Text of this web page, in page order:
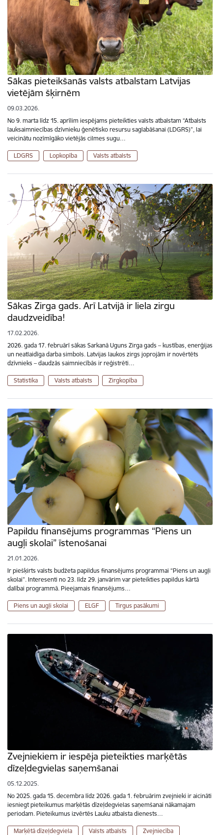
Sākas pieteikšanās valsts atbalstam Latvijas
vietējām šķirnēm
09.03.2026.
No 9. marta līdz 15. aprīlim iespējams pieteikties valsts atbalstam “Atbalsts
lauksaimniecības dzīvnieku ģenētisko resursu saglabāšanai (LDGRS)”, lai
veicinātu nozīmīgāko vietējās cilmes sugu…
LDGRS Lopkopība Valsts atbalsts
Sākas Zirga gads. Arī Latvijā ir liela zirgu
daudzveidība!
17.02.2026.
2026. gada 17. februārī sākas Sarkanā Uguns Zirga gads – kustības, enerģijas
un neatlaidīga darba simbols. Latvijas laukos zirgs joprojām ir novērtēts
dzīvnieks – daudzās saimniecībās ir reģistrēti…
Statistika Valsts atbalsts Zirgkopība
Papildu finansējums programmas “Piens un
augļi skolai” īstenošanai
21.01.2026.
Ir piešķirts valsts budžeta papildus finansējums programmai “Piens un augļi
skolai”. Interesenti no 23. līdz 29. janvārim var pieteikties papildus kārtā
dalībai programmā. Pieejamais finansējums…
Piens un augļi skolai ELGF Tirgus pasākumi
Zvejniekiem ir iespēja pieteikties marķētās
dīzeļdegvielas saņemšanai
05.12.2025.
No 2025. gada 15. decembra līdz 2026. gada 1. februārim zvejnieki ir aicināti
iesniegt pieteikumus marķētās dīzeļdegvielas saņemšanai nākamajam
periodam. Pieteikumus izvērtēs Lauku atbalsta dienests…
Marķētā dīzeļdegviela Valsts atbalsts Zvejniecība